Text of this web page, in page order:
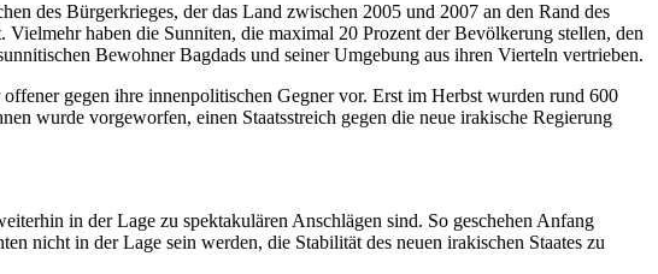
des Bürgerkrieges, der das Land zwischen 2005 und 2007 an den Rand des
haben die Sunniten, die maximal 20 Prozent der Bevölkerung stellen, den
Bewohner Bagdads und seiner Umgebung aus ihren Vierteln vertrieben.
gegen ihre innenpolitischen Gegner vor. Erst im Herbst wurden rund 600
wurde vorgeworfen, einen Staatsstreich gegen die neue irakische Regierung
in der Lage zu spektakulären Anschlägen sind. So geschehen Anfang
nicht in der Lage sein werden, die Stabilität des neuen irakischen Staates zu